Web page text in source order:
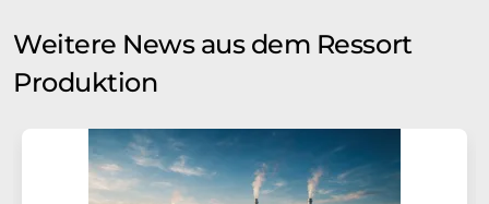
Weitere News aus dem Ressort
Produktion